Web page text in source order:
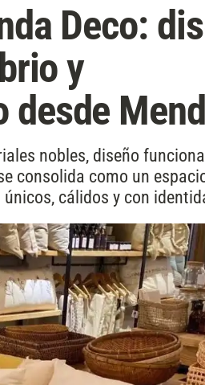
Deco:
y
nobles, diseño
consolida como un
cálidos y con